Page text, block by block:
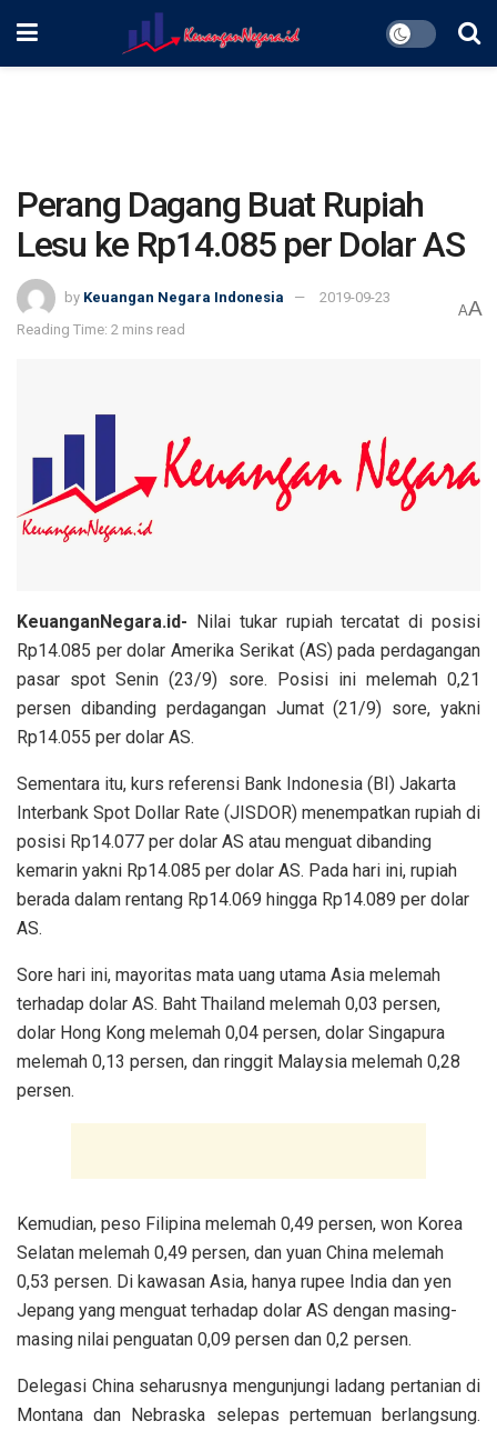
Perang Dagang Buat Rupiah
Lesu ke Rp14.085 per Dolar AS
by Keuangan Negara Indonesia
2019-09-23
Reading Time: 2 mins read
AA
KeuanganNegara.id- Nilai tukar rupiah tercatat di posisi
Rp14.085 per dolar Amerika Serikat (AS) pada perdagangan
pasar spot Senin (23/9) sore. Posisi ini melemah 0,21
persen dibanding perdagangan Jumat (21/9) sore, yakni
Rp14.055 per dolar AS.
Sementara itu, kurs referensi Bank Indonesia (BI) Jakarta
Interbank Spot Dollar Rate (JISDOR) menempatkan rupiah di
posisi Rp14.077 per dolar AS atau menguat dibanding
kemarin yakni Rp14.085 per dolar AS. Pada hari ini, rupiah
berada dalam rentang Rp14.069 hingga Rp14.089 per dolar
AS.
Sore hari ini, mayoritas mata uang utama Asia melemah
terhadap dolar AS. Baht Thailand melemah 0,03 persen,
dolar Hong Kong melemah 0,04 persen, dolar Singapura
melemah 0,13 persen, dan ringgit Malaysia melemah 0,28
persen.
Kemudian, peso Filipina melemah 0,49 persen, won Korea
Selatan melemah 0,49 persen, dan yuan China melemah
0,53 persen. Di kawasan Asia, hanya rupee India dan yen
Jepang yang menguat terhadap dolar AS dengan masing-
masing nilai penguatan 0,09 persen dan 0,2 persen.
Delegasi China seharusnya mengunjungi ladang pertanian di
Montana dan Nebraska selepas pertemuan berlangsung.